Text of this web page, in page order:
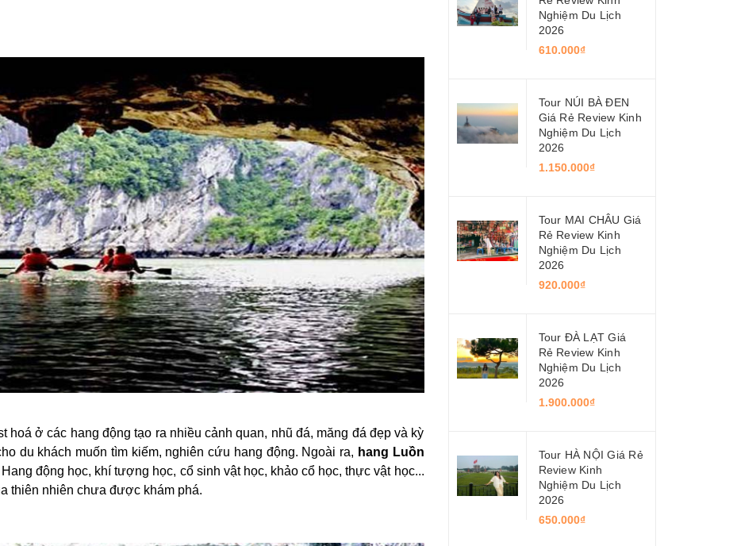
hoá ở các hang động tạo ra nhiều cảnh quan, nhũ đá, măng đá đẹp và kỳ
du khách muốn tìm kiếm, nghiên cứu hang động. Ngoài ra, hang Luồn
động học, khí tượng học, cổ sinh vật học, khảo cổ học, thực vật học...
thiên nhiên chưa được khám phá.
Nghiệm Du Lịch
2026
610.000₫
Tour NÚI BÀ ĐEN
Giá Rẻ Review Kinh
Nghiệm Du Lịch
2026
1.150.000₫
Tour MAI CHÂU Giá
Rẻ Review Kinh
Nghiệm Du Lịch
2026
920.000₫
Tour ĐÀ LẠT Giá
Rẻ Review Kinh
Nghiệm Du Lịch
2026
1.900.000₫
Tour HÀ NỘI Giá Rẻ
Review Kinh
Nghiệm Du Lịch
2026
650.000₫